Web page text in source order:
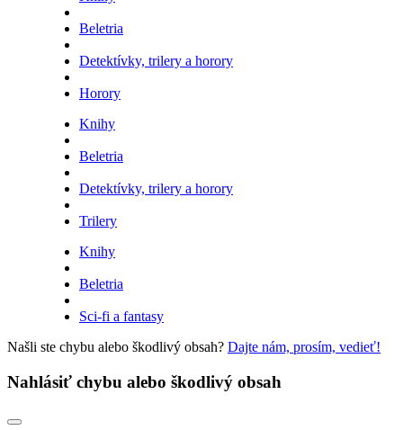
Beletria
Detektívky, trilery a horory
Horory
Knihy
Beletria
Detektívky, trilery a horory
Trilery
Knihy
Beletria
Sci-fi a fantasy
Našli ste chybu alebo škodlivý obsah? Dajte nám, prosím, vedieť!
Nahlásiť chybu alebo škodlivý obsah